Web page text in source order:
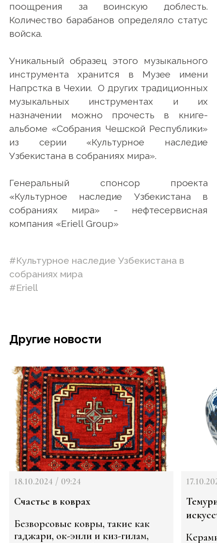
поощрения за воинскую доблесть.
Количество барабанов определяло статус
войска.
Уникальный образец этого музыкального
инструмента хранится в Музее имени
Напрстка в Чехии. О других традиционных
музыкальных инструментах и их
назначении можно прочесть в книге-
альбоме «Собрания Чешской Республики»
из серии «Культурное наследие
Узбекистана в собраниях мира».
Генеральный спонсор проекта
«Культурное наследие Узбекистана в
собраниях мира» - нефтесервисная
компания «Eriell Group»
#Культурное наследие Узбекистана в
собраниях мира
#Eriell
Другие новости
18.10.2024 / 09:24
Счастье в коврах
Безворсовые ковры, такие как
гаджари, ок-энли и киз-гилам,